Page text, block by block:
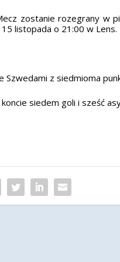
zostanie rozegrany w
listopada o 21:00 w Lens.
z siedmioma
siedem goli i sześć